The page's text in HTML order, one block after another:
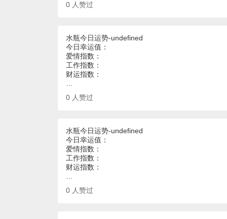
0 人赞过
水瓶今日运势-undefined
今日幸运值：
爱情指数：
工作指数：
财运指数：
0 人赞过
水瓶今日运势-undefined
今日幸运值：
爱情指数：
工作指数：
财运指数：
0 人赞过